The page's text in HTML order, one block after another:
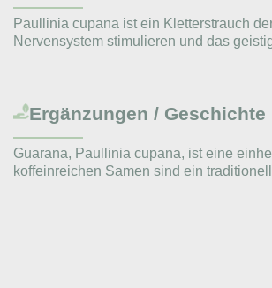
Paullinia cupana ist ein Kletterstrauch
Nervensystem stimulieren und das
Ergänzungen / Geschichte
Guarana, Paullinia cupana, ist eine
koffeinreichen Samen sind ein